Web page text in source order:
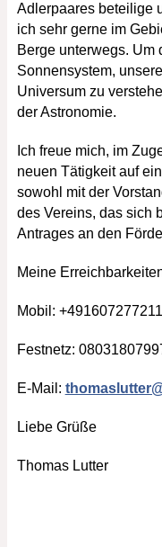
Adlerpaares beteilige
ich sehr gerne im
Berge unterwegs. Um
Sonnensystem,
Universum zu
der Astronomie.
Ich freue mich, im
neuen Tätigkeit auf
sowohl mit der
des Vereins, das sich
Antrages an den
Meine
Mobil: +491607277211
Festnetz:
E-Mail:
Liebe Grüße
Thomas Lutter